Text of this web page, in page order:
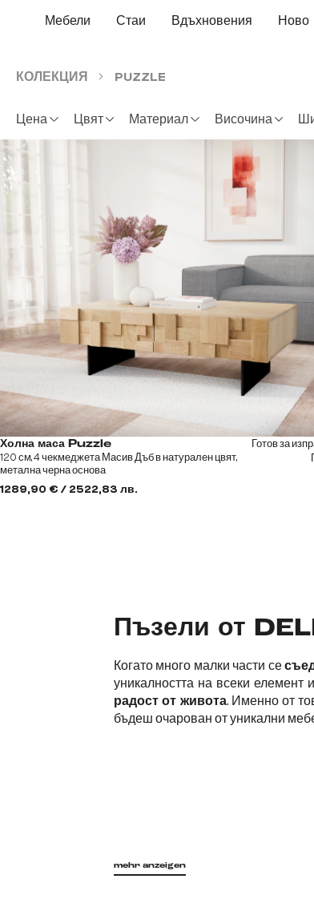
към основното съдържание
Преминете към търсенето
Преминете към основната навигация
Мебели Стаи Вдъхновения Ново
КОЛЕКЦИЯ PUZZLE
Цена Цвят Материал Височина
Холна маса Puzzle
120 см, 4 чекмеджета Масив Дъб в натурален цвят,
метална черна основа
1289,90 € / 2522,83 лв.
Готов за
Пъзели от
Когато много малки части се
уникалността на всеки
радост от живота. Именно от
бъдеш очарован от уникални
mehr anzeigen